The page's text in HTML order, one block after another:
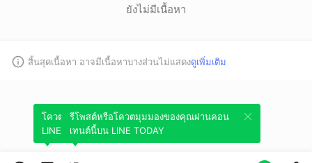
ยังไม่มีเนื้อหา
สิ้นสุดเนื้อหา อาจมีเนื้อหาบางส่วนไม่แสดงดูเพิ่มเติม
โควตมุมมองของคุณผ่านคอนเทนต์นี้บน
LINE TODAY
รีโพสต์หรือโควตมุมมองของคุณผ่านคอน
เทนต์นี้บน LINE TODAY